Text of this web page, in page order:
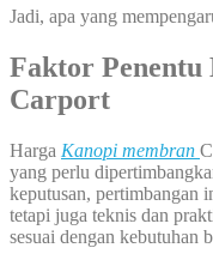
Jadi, apa yang
Faktor
Carport
Harga Kanopi membran
yang perlu
keputusan, pertimbangan
tetapi juga teknis dan
sesuai dengan kebutuhan